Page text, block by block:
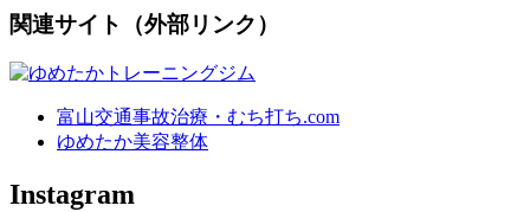
関連サイト（外部リンク）
富山交通事故治療・むち打ち.com
ゆめたか美容整体
Instagram